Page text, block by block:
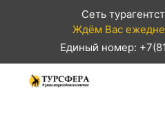
Сеть
Ждём Вас
Единый номер: